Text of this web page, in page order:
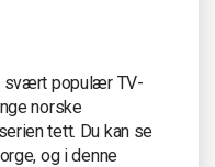
svært populær TV-
norske
tett. Du kan se
og i denne